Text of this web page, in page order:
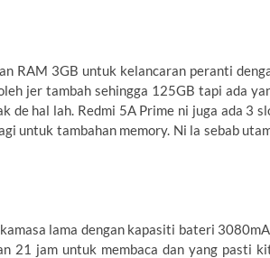
RAM 3GB untuk kelancaran peranti
jer tambah sehingga 125GB tapi ada
de hal lah. Redmi 5A Prime ni juga ada 3
untuk tambahan memory. Ni la sebab
lama dengan kapasiti bateri
21 jam untuk membaca dan yang pasti